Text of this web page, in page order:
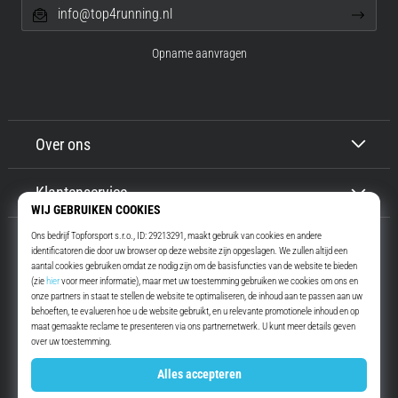
Top4Running.nl
Meer dan 16 jaar motiveren wij jou om te gaan lopen. Sneller. Met ons.
Elke dag.
InstagramYouTube
Over ons
Klantenservice
info@top4running.nl
Opname aanvragen